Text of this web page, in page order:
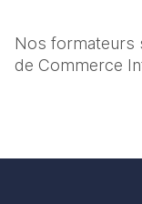
Nos formateurs
de Commerce